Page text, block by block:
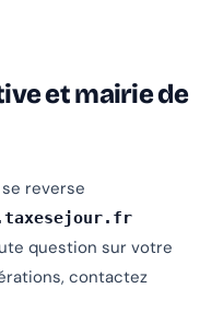
et mairie de
reverse
question sur votre
contactez